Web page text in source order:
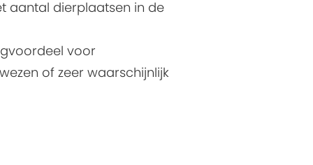
aantal dierplaatsen in de
voor
of zeer waarschijnlijk